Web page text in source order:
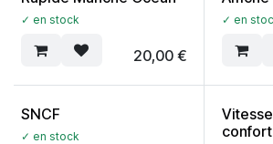
✓ en stock
20,00€
✓ en
SNCF
✓ en stock
confort